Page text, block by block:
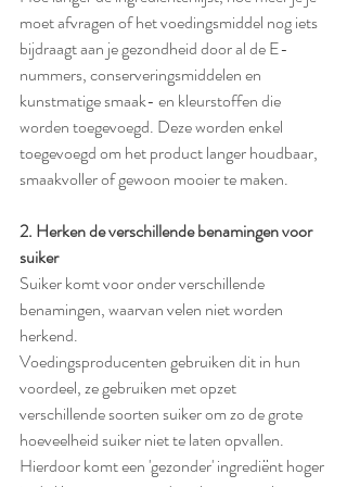
moet afvragen of het voedingsmiddel nog iets
bijdraagt aan je gezondheid door al de E-
nummers, conserveringsmiddelen en
kunstmatige smaak- en kleurstoffen die
worden toegevoegd. Deze worden enkel
toegevoegd om het product langer houdbaar,
smaakvoller of gewoon mooier te maken.
2. Herken de verschillende benamingen voor
suiker
Suiker komt voor onder verschillende
benamingen, waarvan velen niet worden
herkend.
Voedingsproducenten gebruiken dit in hun
voordeel, ze gebruiken met opzet
verschillende soorten suiker om zo de grote
hoeveelheid suiker niet te laten opvallen.
Hierdoor komt een 'gezonder' ingrediënt hoger